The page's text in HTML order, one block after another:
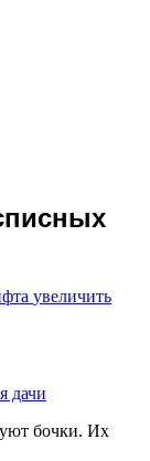
увеличить
бочки. Их